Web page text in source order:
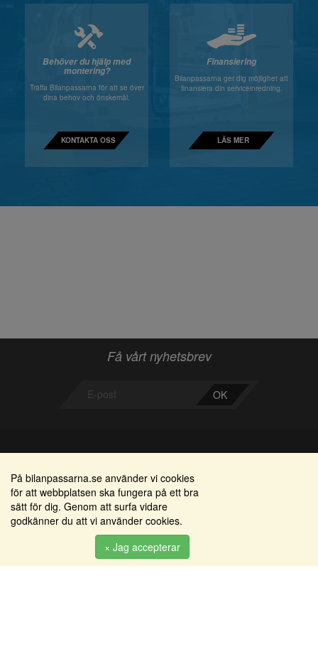
Behöver du hjälp med
montering?
Träffa Bilanpassarna för att se över
dina behov och önskemål.
KONTAKTA OSS
Finansiering
Bilanpassarna ger dig möjlighet att
finansiera din serviceinredning.
LÄS MER
Få vårt nyhetsbrev
OK
Bilanpassarna
Smedjegatan 22
352 46 Växjö
info@bilanpassarna.se
Områden
Alkomätare / alkolås
Elprodukter
Serviceinredningar
Tillbehörs artiklar
På bilanpassarna.se använder vi cookies
för att webbplatsen ska fungera på ett bra
sätt för dig. Genom att surfa vidare
godkänner du att vi använder cookies.
× Jag accepterar